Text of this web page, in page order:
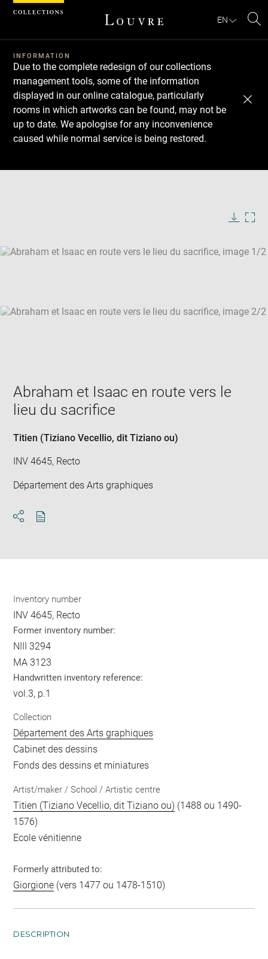
EN
INFORMATION
Due to the complete redesign of our collections
management tools, some of the information
displayed in our online catalogue, particularly
rooms in which artworks can be found, may not be
up to date. We apologise for any inconvenience
caused while normal service is being restored.
in
SKIP IMAGE CAROUSEL
Download
Next
Previous
Abraham et Isaac en route vers le
lieu du sacrifice
Titien (Tiziano Vecellio, dit Tiziano ou)
INV 4645, Recto
Département des Arts graphiques
Inventory number
INV 4645, Recto
Former inventory number:
NIII 3294
MA 3123
Handwritten inventory reference:
vol.3, p.1
Collection
Département des Arts graphiques
Cabinet des dessins
Fonds des dessins et miniatures
Artist/maker / School / Artistic centre
Titien (Tiziano Vecellio, dit Tiziano ou) (1488 ou 1490-
1576)
Ecole vénitienne
Formerly attributed to:
Giorgione (vers 1477 ou 1478-1510)
DESCRIPTION
Cookies management panel